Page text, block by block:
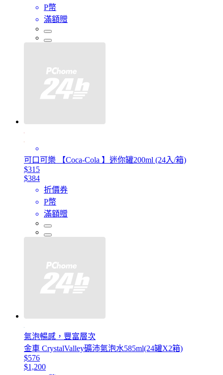
P幣
滿額贈
可口可樂 【Coca-Cola 】迷你罐200ml (24入/箱)
$315
$384
折價券
P幣
滿額贈
氣泡暢感，豐富層次
金車 CrystalValley礦沛氣泡水585ml(24罐X2箱)
$576
$1,200